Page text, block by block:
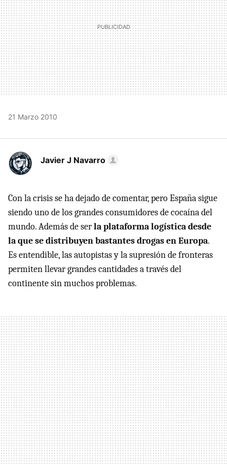
21 Marzo 2010
Javier J Navarro
Con la crisis se ha dejado de comentar, pero España sigue
siendo uno de los grandes consumidores de cocaína del
mundo. Además de serla plataforma logística desde
la que se distribuyen bastantes drogas en Europa.
Es entendible, las autopistas y la supresión de fronteras
permiten llevar grandes cantidades a través del
continente sin muchos problemas.